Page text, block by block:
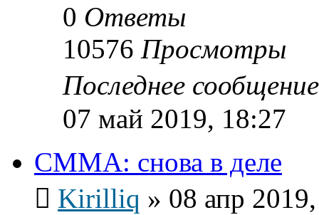
0 Ответы
10576 Просмотры
Последнее
07 май 2019, 18:27
СММА: снова в деле
Kirilliq » 08 апр